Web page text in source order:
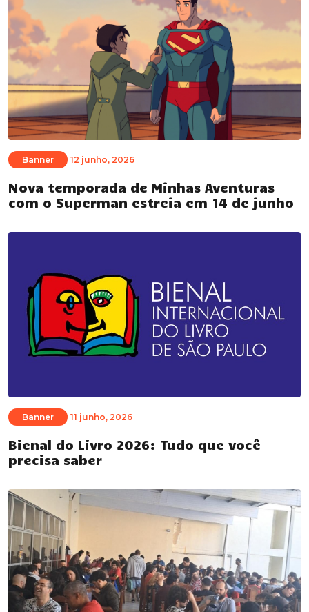
Banner 12 junho, 2026
Nova temporada de Minhas Aventuras
com o Superman estreia em 14 de junho
Banner 11 junho, 2026
Bienal do Livro 2026: Tudo que você
precisa saber